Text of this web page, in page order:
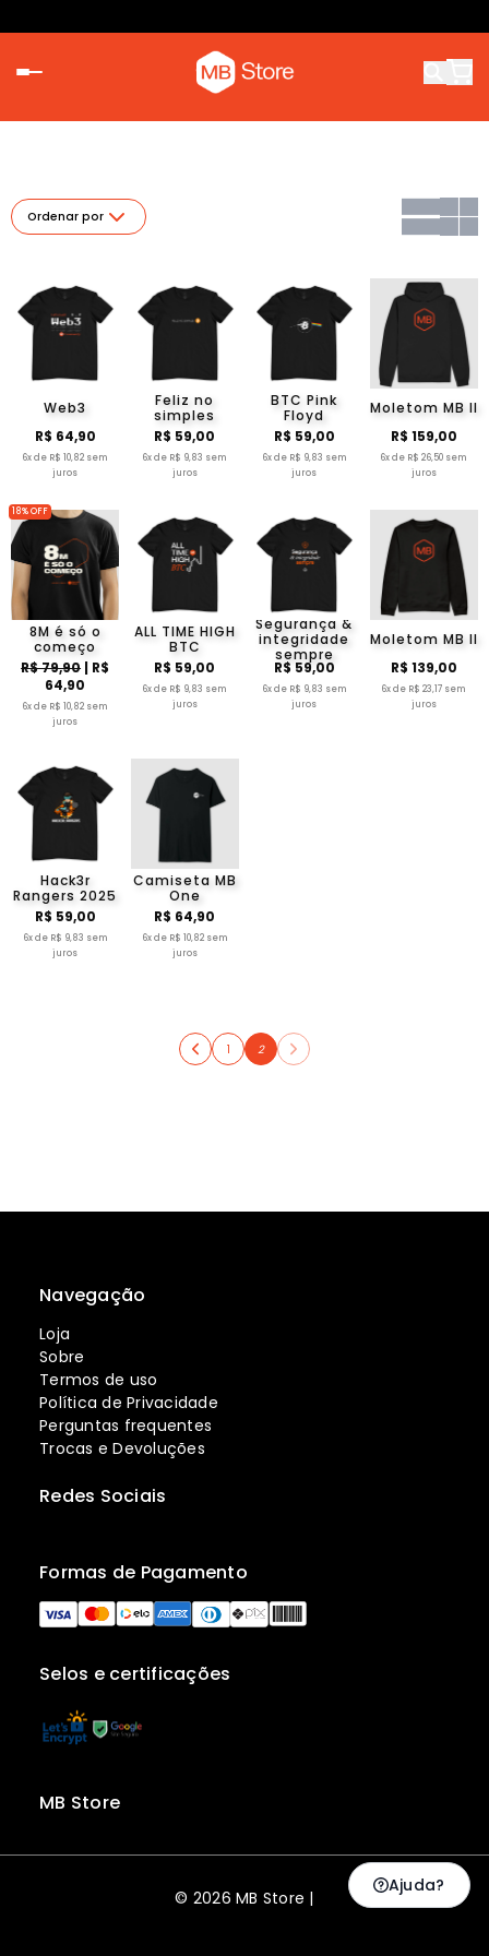
Ordenar por
Web3
R$ 64,90
6x de R$ 10,82 sem
juros
Feliz no
simples
R$ 59,00
6x de R$ 9,83 sem
juros
BTC Pink
Floyd
R$ 59,00
6x de R$ 9,83 sem
juros
Moletom MB II
R$ 159,00
6x de R$ 26,50 sem
juros
8M é só o
começo
R$ 79,90 | R$
64,90
6x de R$ 10,82 sem
juros
18% OFF
ALL TIME HIGH
BTC
R$ 59,00
6x de R$ 9,83 sem
juros
Segurança &
integridade
sempre
R$ 59,00
6x de R$ 9,83 sem
juros
Moletom MB II
R$ 139,00
6x de R$ 23,17 sem
juros
Hack3r
Rangers 2025
R$ 59,00
6x de R$ 9,83 sem
juros
Camiseta MB
One
R$ 64,90
6x de R$ 10,82 sem
juros
1 2
Navegação
Loja
Sobre
Termos de uso
Política de Privacidade
Perguntas frequentes
Trocas e Devoluções
Selos e certificações
Formas de Pagamento
Redes Sociais
MB Store
© 2026 MB Store |
Ajuda?